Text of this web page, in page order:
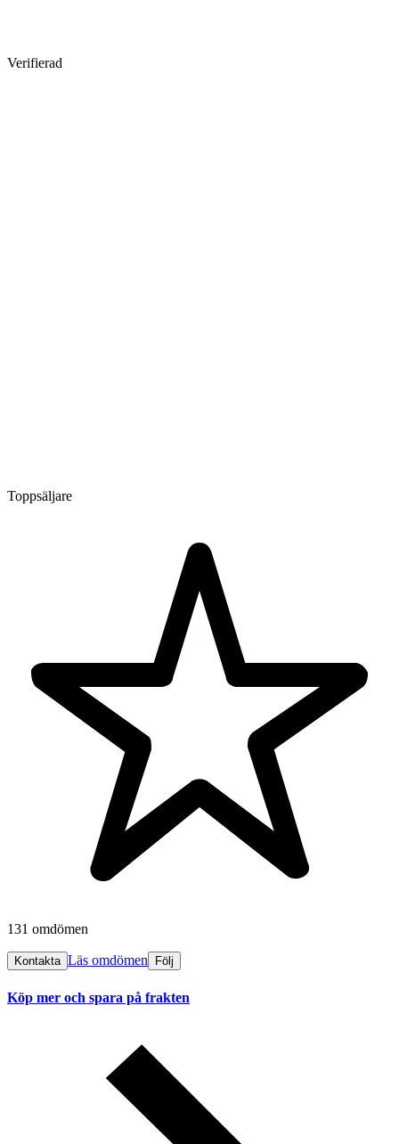
Verifierad
Toppsäljare
131 omdömen
Kontakta Läs omdömen Följ
Köp mer och spara på frakten